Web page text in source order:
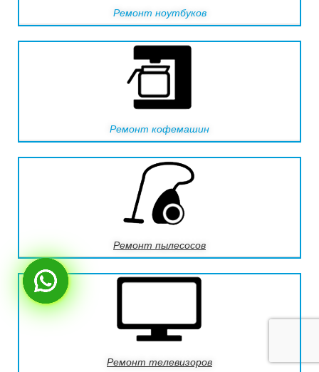
Ремонт ноутбуков
Ремонт кофемашин
Ремонт пылесосов
Ремонт телевизоров